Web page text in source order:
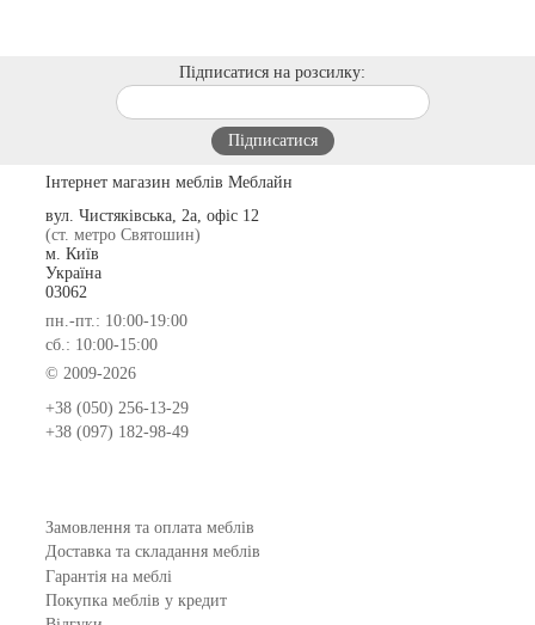
Підписатися на розсилку:
Інтернет магазин меблів Меблайн
вул. Чистяківська, 2а, офіс 12
(ст. метро Святошин)
м. Київ
Україна
03062
пн.-пт.: 10:00-19:00
сб.: 10:00-15:00
© 2009-2026
+38 (050) 256-13-29
+38 (097) 182-98-49
Замовлення та оплата меблів
Доставка та складання меблів
Гарантія на меблі
Покупка меблів у кредит